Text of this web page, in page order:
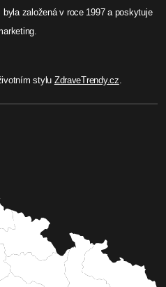
byla založená v roce 1997 a poskytuje
stylu ZdraveTrendy.cz.